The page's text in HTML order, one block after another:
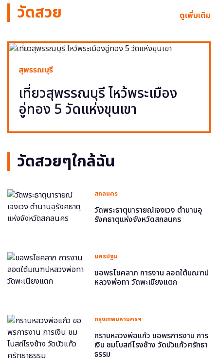
วัดสวย ดูเพิ่มเติม
สุพรรณบุรี
เที่ยวสุพรรณบุรี ไหว้พระเมือง
อู่ทอง 5 วัดแห่งขุนเขา
วัดสวยๆใกล้ฉัน
สกลนคร
วัดพระธาตุนารายณ์เจงเวง ตำนานอุ
รังคธาตุแห่งจังหวัดสกลนคร
นครปฐม
ขอพรโชคลาภ การงาน ลอดใต้มณฑป
หลวงพ่อทา วัดพะเนียงแตก
กรุงเทพมหานครฯ
กราบหลวงพ่อแก้ว ขอพรการงาน การ
เงิน ชมโบสถ์โรงช้าง วัดบัวแก้วศรัทธา
ธรรม